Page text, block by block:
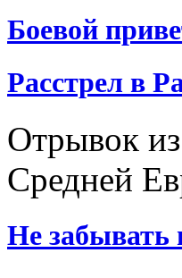
Боевой
Расстрел в
Отрывок
Средней
Не забывать